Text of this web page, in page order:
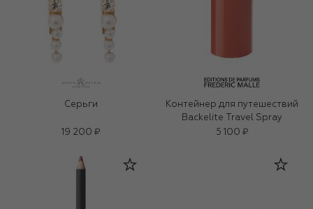
Серьги
19 200 ₽
Контейнер для путешествий
Backelite Travel Spray
5 100 ₽